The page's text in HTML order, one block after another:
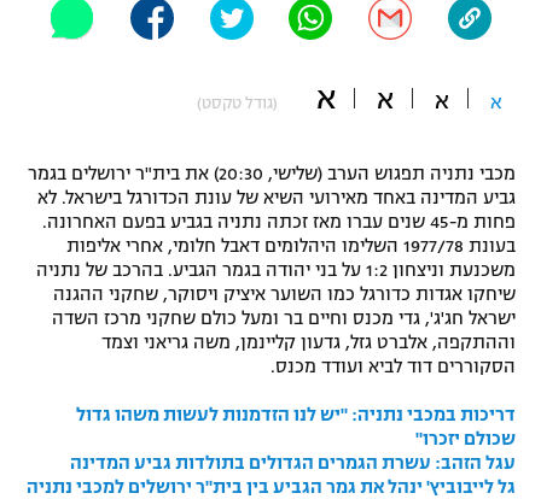
תקנון עבור פעילות אלקטרה
תקנון עבור פעילות ספורט 1 – "מרלן"
גיימינג E-Sports
תנאי שימוש
תקנון פעילות ספורט 1
אופניים
פוטבול אמריקאי NFL
בייסבול MLB
ספורט אתגרי ואקסטרים
אומנויות לחימה
גיימינג E-Sports
א א א א (גודל טקסט)
מכבי נתניה תפגוש הערב (שלישי, 20:30) את בית"ר ירושלים בגמר
גביע המדינה באחד מאירועי השיא של עונת הכדורגל בישראל. לא
פחות מ-45 שנים עברו מאז זכתה נתניה בגביע בפעם האחרונה.
בעונת 1977/78 השלימו היהלומים דאבל חלומי, אחרי אליפות
משכנעת וניצחון 1:2 על בני יהודה בגמר הגביע. בהרכב של נתניה
שיחקו אגדות כדורגל כמו השוער איציק ויסוקר, שחקני ההגנה
ישראל חג'ג', גדי מכנס וחיים בר ומעל כולם שחקני מרכז השדה
וההתקפה, אלברט גזל, גדעון קליינמן, משה גריאני וצמד
הסקוררים דוד לביא ועודד מכנס.
דריכות במכבי נתניה: "יש לנו הזדמנות לעשות משהו גדול
שכולם יזכרו"
עגל הזהב: עשרת הגמרים הגדולים בתולדות גביע המדינה
גל לייבוביץ' ינהל את גמר הגביע בין בית"ר ירושלים למכבי נתניה